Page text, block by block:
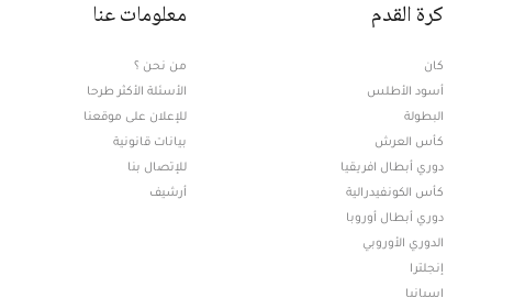
كرة القدم
كان
أسود الأطلس
البطولة
كأس العرش
دوري أبطال افريقيا
كأس الكونفيدرالية
دوري أبطال أوروبا
الدوري الأوروبي
إنجلترا
إسبانيا
معلومات عنا
من نحن ؟
الأسئلة الأكثر طرحا
للإعلان على موقعنا
بيانات قانونية
للإتصال بنا
أرشيف